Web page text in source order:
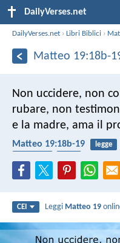
DailyVerses.net
DailyVerses.net ›Libri Biblici ›
Matteo 19:18b-
Non uccidere, non
rubare, non
e la madre, ama il
Matteo 19:18b-19 legge
CEI Leggi Matteo 19